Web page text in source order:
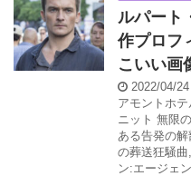
ルパート
作プロフ
こいい画
2022/04/24
アモントホテ
ニット 無限
ある告発の解
の葬送狂騒曲
ン:エージェ